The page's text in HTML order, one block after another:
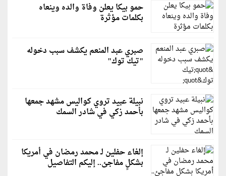
حمو بيكا يعلن وفاة والده وينعاه
بكلمات مؤثرة
صبري عبد المنعم يكشف سبب دخوله
"تيك توك"
نبيلة عبيد تروي كواليس مشهد جمعها
بأحمد زكي في شادر السمك
إلغاء حفلين لـ محمد رمضان في أمريكا
بشكلٍ مفاجئ.. إليكم التفاصيل